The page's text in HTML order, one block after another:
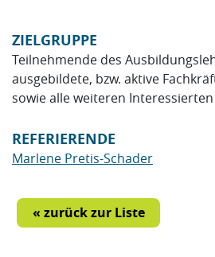
ZIELGRUPPE
Teilnehmende des
ausgebildete, bzw. aktive
sowie alle weiteren Interessierten
REFERIERENDE
Marlene Pretis-Schader
« zurück zur Liste